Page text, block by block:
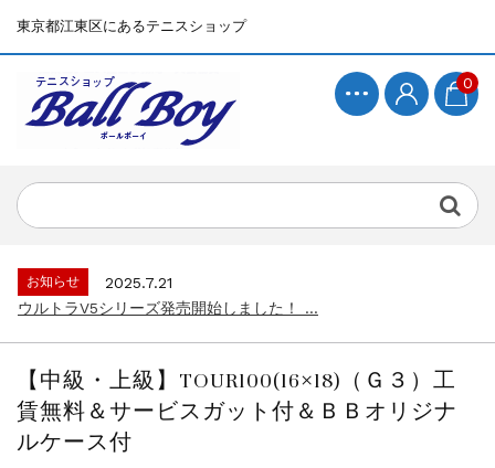
東京都江東区にあるテニスショップ
0
お知らせ
2025.7.15
お知らせ
2025.7.21
ウルトラV5シリーズ発売開始しました！ ...
お知らせ
2025.7.21
ウルトラV5シリーズ発売開始しました！ ...
お知らせ
2025.7.15
【中級・上級】TOUR100(16×18)（Ｇ３）工
賃無料＆サービスガット付＆ＢＢオリジナ
ルケース付